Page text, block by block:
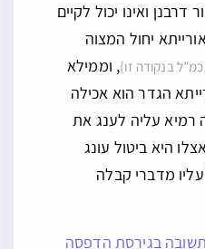
ואינו יכול לקיים
יחול המצוה
בנקודה זו), וממילא
הגדר הוא אכילה
עליה לענג את
היא ביטול עונג
מדברי קבלה
בגירסת הדפסה